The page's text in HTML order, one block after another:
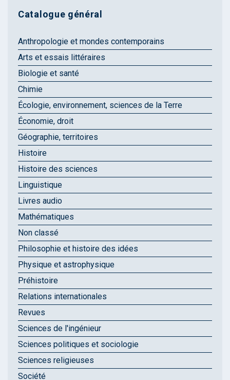
Catalogue général
Anthropologie et mondes contemporains
Arts et essais littéraires
Biologie et santé
Chimie
Écologie, environnement, sciences de la Terre
Économie, droit
Géographie, territoires
Histoire
Histoire des sciences
Linguistique
Livres audio
Mathématiques
Non classé
Philosophie et histoire des idées
Physique et astrophysique
Préhistoire
Relations internationales
Revues
Sciences de l'ingénieur
Sciences politiques et sociologie
Sciences religieuses
Société